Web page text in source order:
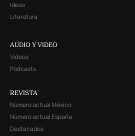
Ideas
Literatura
AUDIO Y VIDEO
Videos
Podcasts
REVISTA
Número actual México
Número actual España
Destacados